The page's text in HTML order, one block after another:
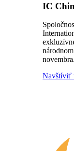
IC
novembra.
Navštíviť